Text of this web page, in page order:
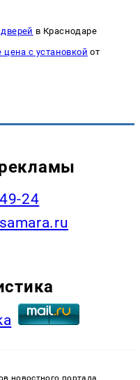
в Краснодаре
цена с установкой от
24